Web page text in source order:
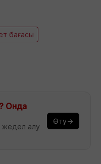
бағасы
Онда
алу
Өту→